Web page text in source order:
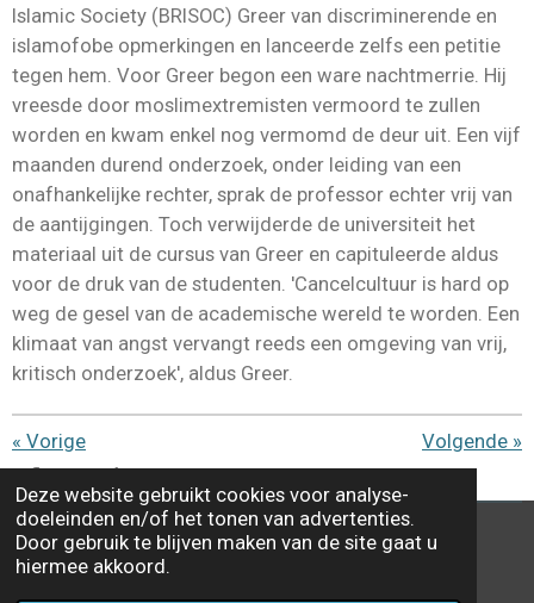
Deze website gebruikt cookies voor analyse-
doeleinden en/of het tonen van advertenties.
Door gebruik te blijven maken van de site gaat u
hiermee akkoord.
Islamic Society (BRISOC) Greer van discriminerende en
islamofobe opmerkingen en lanceerde zelfs een petitie
tegen hem. Voor Greer begon een ware nachtmerrie. Hij
vreesde door moslimextremisten vermoord te zullen
worden en kwam enkel nog vermomd de deur uit. Een vijf
maanden durend onderzoek, onder leiding van een
onafhankelijke rechter, sprak de professor echter vrij van
de aantijgingen. Toch verwijderde de universiteit het
materiaal uit de cursus van Greer en capituleerde aldus
voor de druk van de studenten. 'Cancelcultuur is hard op
weg de gesel van de academische wereld te worden. Een
klimaat van angst vervangt reeds een omgeving van vrij,
kritisch onderzoek', aldus Greer.
« Vorige Volgende »
D
e
l
e
n
D
e
e
l
S
h
a
r
e
D
e
e
n
X
F